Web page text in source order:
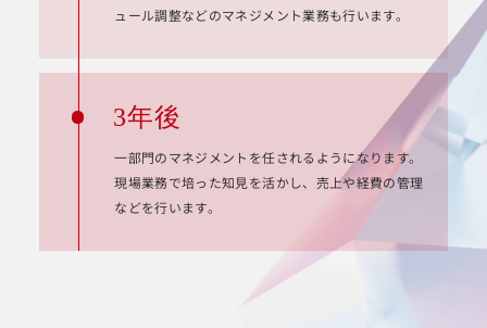
ュール調整などのマネジメント業務も行います。
3年後
一部門のマネジメントを任されるようになります。
現場業務で培った知見を活かし、売上や経費の管理
などを行います。